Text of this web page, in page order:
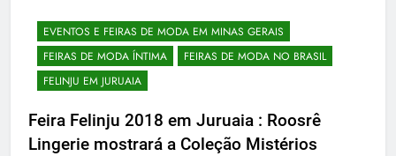
EVENTOS E FEIRAS DE MODA EM MINAS GERAIS
FEIRAS DE MODA ÍNTIMA
FEIRAS DE MODA NO BRASIL
FELINJU EM JURUAIA
Feira Felinju 2018 em Juruaia : Roosrê
Lingerie mostrará a Coleção Mistérios